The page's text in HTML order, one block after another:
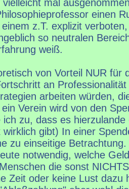
vielleicht mal
einen
z.T. explizit
so neutralen
weiß.
von Vorteil NUR für
an
arbeiten würden,
Verein wird von den
zu, dass es
gibt) In einer
zu einseitige
notwendig, welche
die sonst
Zeit oder keine Lust dazu